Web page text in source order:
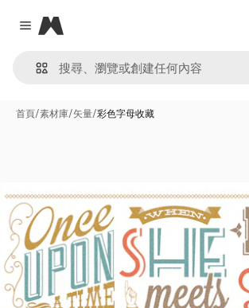
Close menu
Magnific
首頁/素材庫/矢量/彩色字母收藏